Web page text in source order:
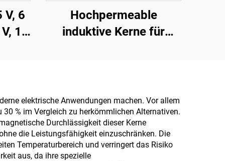
V, 6
18
Hochpermeable
induktive Kerne für
magnetische Ringe für
110 V Eingang und 380
V Ausgang
elektrische Anwendungen machen. Vor allem
% im Vergleich zu herkömmlichen Alternativen.
Durchlässigkeit dieser Kerne
die Leistungsfähigkeit einzuschränken. Die
Temperaturbereich und verringert das Risiko
aus, da ihre spezielle